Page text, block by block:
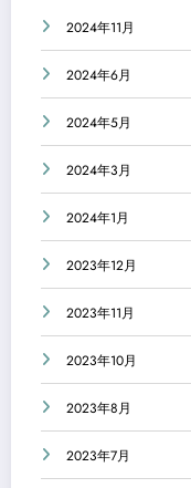
2024年11月
2024年6月
2024年5月
2024年3月
2024年1月
2023年12月
2023年11月
2023年10月
2023年8月
2023年7月